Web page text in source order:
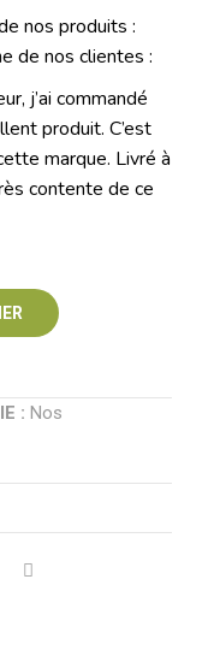
nos produits :
de nos clientes :
j’ai commandé
produit. C’est
marque. Livré à
contente de ce
: Nos